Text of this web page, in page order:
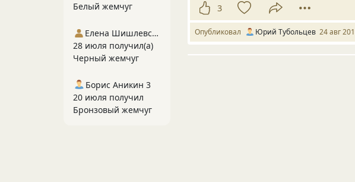
3
Опубликовал Юрий Тубольцев 24 авг
Белый жемчуг
Елена Шишлевская
28 июля получил(а)
Черный жемчуг
Борис Аникин 3
20 июля получил
Бронзовый жемчуг